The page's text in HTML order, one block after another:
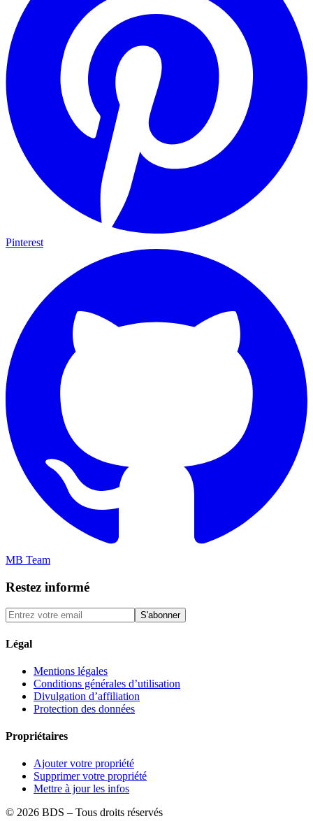
Pinterest
MB Team
Restez informé
S'abonner
Légal
Mentions légales
Conditions générales d’utilisation
Divulgation d’affiliation
Protection des données
Propriétaires
Ajouter votre propriété
Supprimer votre propriété
Mettre à jour les infos
© 2026 BDS – Tous droits réservés